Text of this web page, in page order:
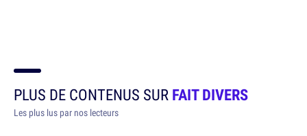
PLUS DE CONTENUS SURFAIT DIVERS
Les plus lus par nos lecteurs